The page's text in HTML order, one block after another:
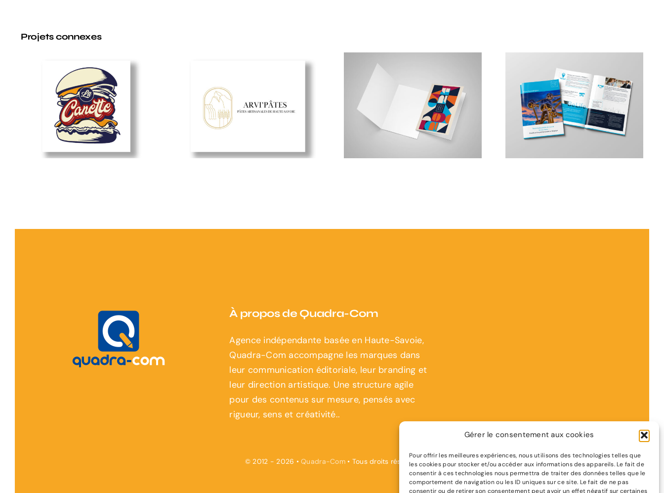
Gérer le consentement aux cookies
Pour offrir les meilleures expériences, nous utilisons des technologies telles que
les cookies pour stocker et/ou accéder aux informations des appareils. Le fait de
consentir à ces technologies nous permettra de traiter des données telles que le
comportement de navigation ou les ID uniques sur ce site. Le fait de ne pas
consentir ou de retirer son consentement peut avoir un effet négatif sur certaines
Projets connexes
La Canette Arvi pâtes
OneLife – Travaux
imprimés
OneLife –
Brochures
À propos de Quadra-Com
Agence indépendante basée en Haute-Savoie,
Quadra-Com accompagne les marques dans
leur communication éditoriale, leur branding et
leur direction artistique. Une structure agile
pour des contenus sur mesure, pensés avec
rigueur, sens et créativité..
© 2012 - 2026 •Quadra-Com• Tous droits réservés